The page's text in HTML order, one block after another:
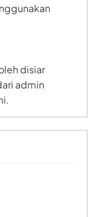
disiar
admin